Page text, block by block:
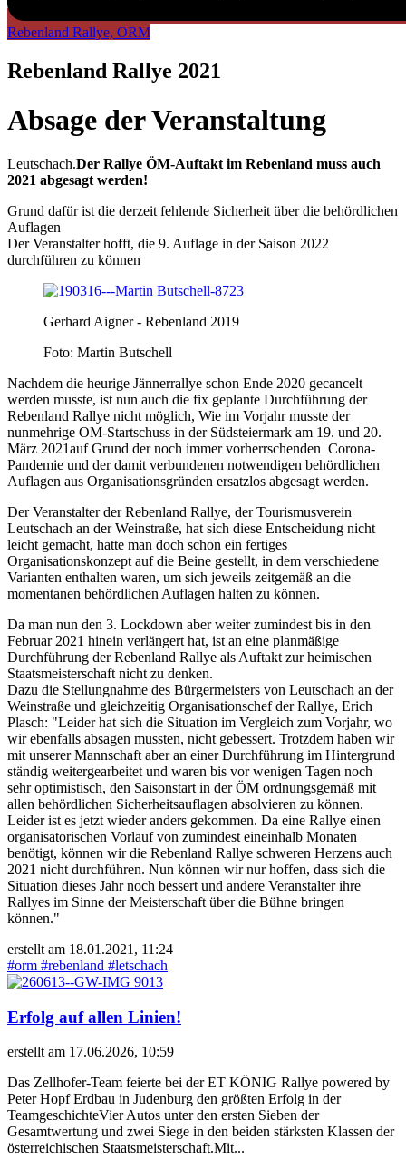
Rebenland Rallye, ORM
Rebenland Rallye 2021
Absage der Veranstaltung
Leutschach.Der Rallye ÖM-Auftakt im Rebenland muss auch
2021 abgesagt werden!
Grund dafür ist die derzeit fehlende Sicherheit über die behördlichen
Auflagen
Der Veranstalter hofft, die 9. Auflage in der Saison 2022
durchführen zu können
Gerhard Aigner - Rebenland 2019
Foto: Martin Butschell
Nachdem die heurige Jännerrallye schon Ende 2020 gecancelt
werden musste, ist nun auch die fix geplante Durchführung der
Rebenland Rallye nicht möglich, Wie im Vorjahr musste der
nunmehrige OM-Startschuss in der Südsteiermark am 19. und 20.
März 2021auf Grund der noch immer vorherrschenden Corona-
Pandemie und der damit verbundenen notwendigen behördlichen
Auflagen aus Organisationsgründen ersatzlos abgesagt werden.
Der Veranstalter der Rebenland Rallye, der Tourismusverein
Leutschach an der Weinstraße, hat sich diese Entscheidung nicht
leicht gemacht, hatte man doch schon ein fertiges
Organisationskonzept auf die Beine gestellt, in dem verschiedene
Varianten enthalten waren, um sich jeweils zeitgemäß an die
momentanen behördlichen Auflagen halten zu können.
Da man nun den 3. Lockdown aber weiter zumindest bis in den
Februar 2021 hinein verlängert hat, ist an eine planmäßige
Durchführung der Rebenland Rallye als Auftakt zur heimischen
Staatsmeisterschaft nicht zu denken.
Dazu die Stellungnahme des Bürgermeisters von Leutschach an der
Weinstraße und gleichzeitig Organisationschef der Rallye, Erich
Plasch: "Leider hat sich die Situation im Vergleich zum Vorjahr, wo
wir ebenfalls absagen mussten, nicht gebessert. Trotzdem haben wir
mit unserer Mannschaft aber an einer Durchführung im Hintergrund
ständig weitergearbeitet und waren bis vor wenigen Tagen noch
sehr optimistisch, den Saisonstart in der ÖM ordnungsgemäß mit
allen behördlichen Sicherheitsauflagen absolvieren zu können.
Leider ist es jetzt wieder anders gekommen. Da eine Rallye einen
organisatorischen Vorlauf von zumindest eineinhalb Monaten
benötigt, können wir die Rebenland Rallye schweren Herzens auch
2021 nicht durchführen. Nun können wir nur hoffen, dass sich die
Situation dieses Jahr noch bessert und andere Veranstalter ihre
Rallyes im Sinne der Meisterschaft über die Bühne bringen
können."
erstellt am 18.01.2021, 11:24
#orm #rebenland #letschach
Erfolg auf allen Linien!
erstellt am 17.06.2026, 10:59
Das Zellhofer-Team feierte bei der ET KÖNIG Rallye powered by
Peter Hopf Erdbau in Judenburg den größten Erfolg in der
TeamgeschichteVier Autos unter den ersten Sieben der
Gesamtwertung und zwei Siege in den beiden stärksten Klassen der
österreichischen Staatsmeisterschaft.Mit...